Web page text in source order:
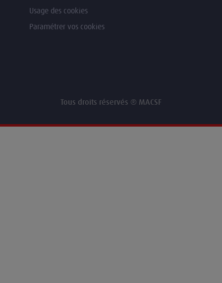
Usage des cookies
Paramétrer vos cookies
Tous droits réservés ® MACSF